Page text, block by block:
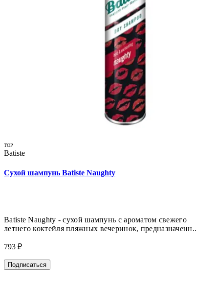
TOP
Batiste
Сухой шампунь Batiste Naughty
Batiste Naughty - сухой шампунь с ароматом свежего
летнего коктейля пляжных вечеринок, предназначенн..
793 ₽
Подписаться